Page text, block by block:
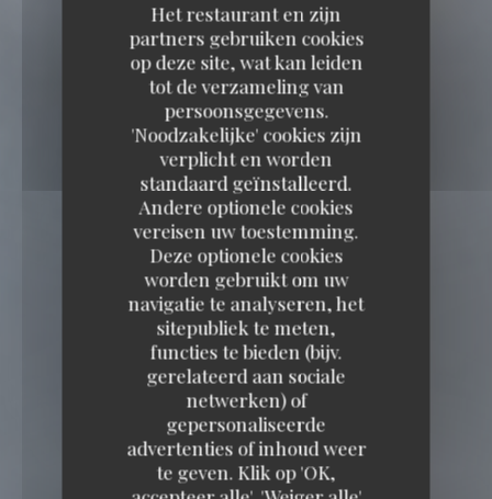
Het restaurant en zijn
partners gebruiken cookies
op deze site, wat kan leiden
tot de verzameling van
persoonsgegevens.
'Noodzakelijke' cookies zijn
verplicht en worden
standaard geïnstalleerd.
Andere optionele cookies
vereisen uw toestemming.
Deze optionele cookies
worden gebruikt om uw
navigatie te analyseren, het
sitepubliek te meten,
functies te bieden (bijv.
gerelateerd aan sociale
netwerken) of
gepersonaliseerde
advertenties of inhoud weer
te geven. Klik op 'OK,